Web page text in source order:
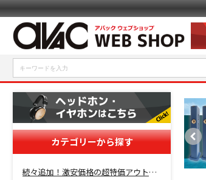
カテゴリーから探す
続々追加！激安価格の超特価アウトレットセール開催！